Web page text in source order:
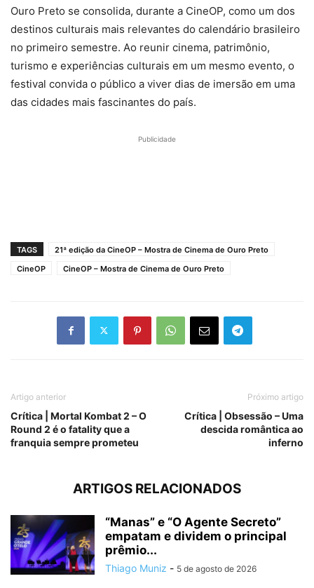
Ouro Preto se consolida, durante a CineOP, como um dos
destinos culturais mais relevantes do calendário brasileiro
no primeiro semestre. Ao reunir cinema, patrimônio,
turismo e experiências culturais em um mesmo evento, o
festival convida o público a viver dias de imersão em uma
das cidades mais fascinantes do país.
Publicidade
TAGS
21ª edição da CineOP – Mostra de Cinema de Ouro Preto
CineOP
CineOP – Mostra de Cinema de Ouro Preto
Artigo anterior
Crítica | Mortal Kombat 2 – O
Round 2 é o fatality que a
franquia sempre prometeu
Próximo artigo
Crítica | Obsessão – Uma
descida romântica ao
inferno
ARTIGOS RELACIONADOS
“Manas” e “O Agente Secreto”
empatam e dividem o principal
prêmio...
Thiago Muniz - 5 de agosto de 2026